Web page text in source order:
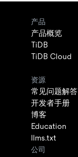
产品
产品概览
TiDB
TiDB Cloud
资源
常见问题解答
开发者手册
博客
Education
llms.txt
公司